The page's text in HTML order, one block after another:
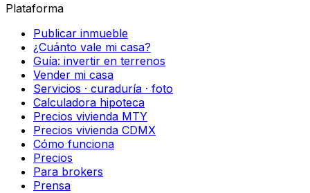
Plataforma
Publicar inmueble
¿Cuánto vale mi casa?
Guía: invertir en terrenos
Vender mi casa
Servicios · curaduría · foto
Calculadora hipoteca
Precios vivienda MTY
Precios vivienda CDMX
Cómo funciona
Precios
Para brokers
Prensa